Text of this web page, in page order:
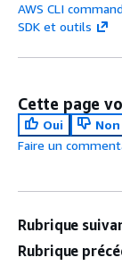
AWS CLI
SDK et outils
Cette page
Oui
Non
Faire un
Rubrique
Rubrique